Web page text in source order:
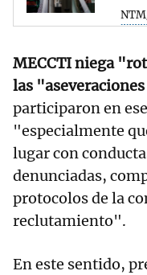
MECCTI niega
las
participaron en
"especialmente
lugar con
denunciadas,
protocolos de la
reclutamiento".
En este sentido,